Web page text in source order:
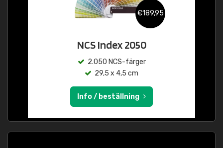
€189,95
NCS Index 2050
2.050 NCS-färger
29,5 x 4,5 cm
Info / beställning